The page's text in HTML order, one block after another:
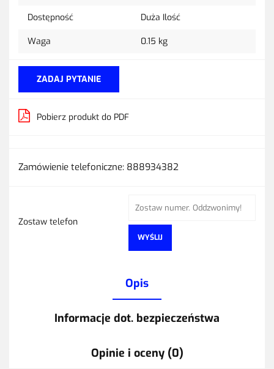
Dostępność Duża Ilość
Waga 0.15 kg
ZADAJ PYTANIE
Pobierz produkt do PDF
Zamówienie telefoniczne: 888934382
Zostaw telefon
WYŚLIJ
Opis
Informacje dot. bezpieczeństwa
Opinie i oceny (0)